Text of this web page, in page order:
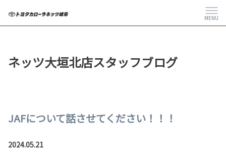
MENU
ネッツ大垣北店スタッフブログ
JAFについて話させてください！！！
2024.05.21